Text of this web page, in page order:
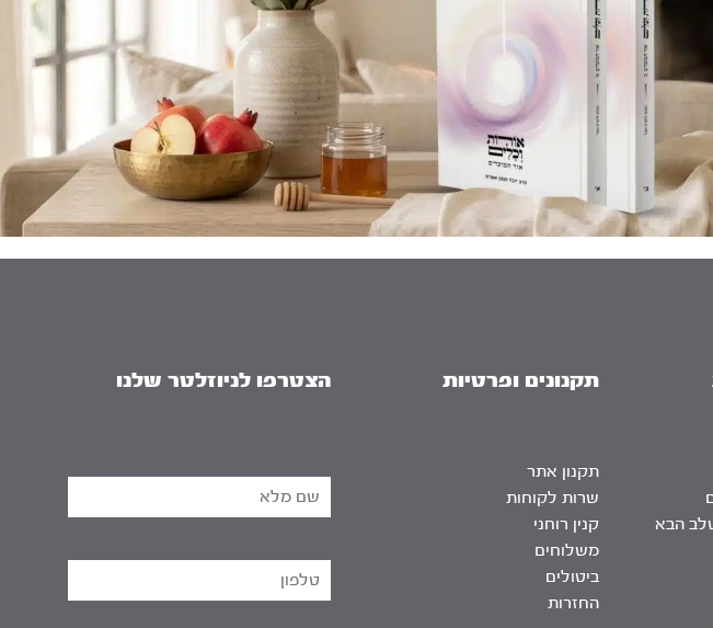
הבא
תקנונים ופרטיות
תקנון אתר
שרות לקוחות
קנין רוחני
משלוחים
ביטולים
החזרות
הצטרפו לניוזלטר שלנו